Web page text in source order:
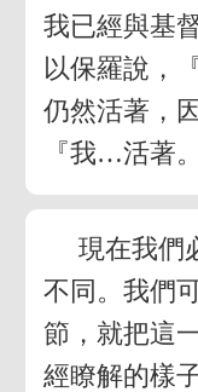
我已經與基
以保羅說，
仍然活著，
『我…活著。
現在我們
不同。我們
節，就把這
經瞭解的樣